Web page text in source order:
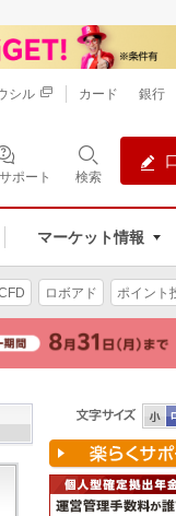
ポート 検索
マーケット情報
シル カード 銀行
ロボアド ポイント